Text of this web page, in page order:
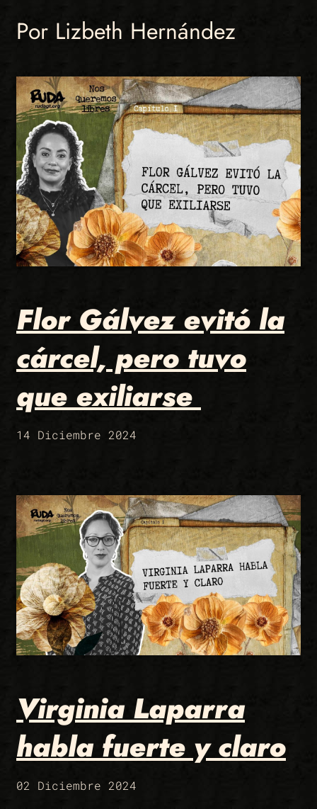
Por Lizbeth Hernández
Flor Gálvez evitó la
cárcel, pero tuvo
que exiliarse
14 Diciembre 2024
Virginia Laparra
habla fuerte y claro
02 Diciembre 2024